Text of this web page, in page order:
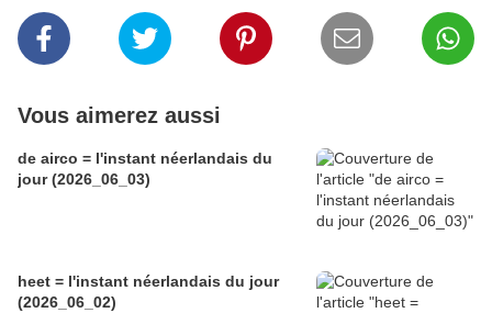
Vous aimerez aussi
de airco = l'instant néerlandais du
jour (2026_06_03)
heet = l'instant néerlandais du jour
(2026_06_02)